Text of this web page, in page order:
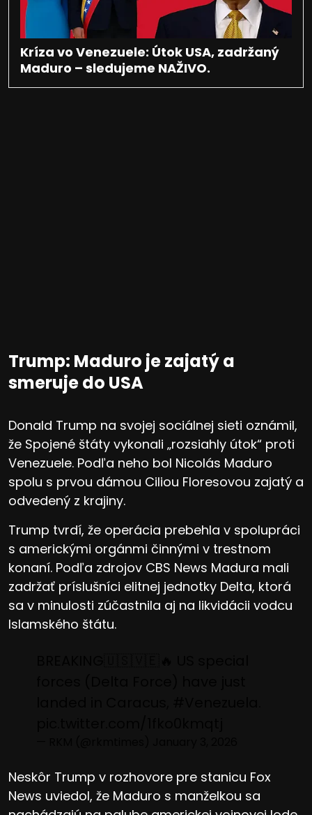
Kríza vo Venezuele: Útok USA, zadržaný
Maduro – sledujeme NAŽIVO.
Trump: Maduro je zajatý a
smeruje do USA
Donald Trump na svojej sociálnej sieti oznámil,
že Spojené štáty vykonali „rozsiahly útok“ proti
Venezuele. Podľa neho bol Nicolás Maduro
spolu s prvou dámou Ciliou Floresovou zajatý a
odvedený z krajiny.
Trump tvrdí, že operácia prebehla v spolupráci
s americkými orgánmi činnými v trestnom
konaní. Podľa zdrojov CBS News Madura mali
zadržať príslušníci elitnej jednotky Delta, ktorá
sa v minulosti zúčastnila aj na likvidácii vodcu
Islamského štátu.
Neskôr Trump v rozhovore pre stanicu Fox
News uviedol, že Maduro s manželkou sa